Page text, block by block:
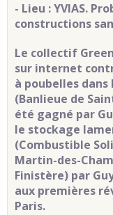
- Lieu : YVIAS.
constructions
Le collectif
sur internet
à poubelles
(Banlieue de
été gagné par
le stockage
(Combustible
Martin-des-
Finistère) par
aux premières
Paris.